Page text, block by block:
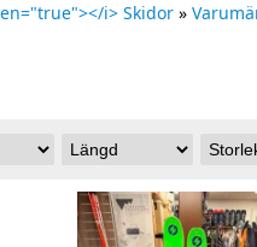
i> Skidor »